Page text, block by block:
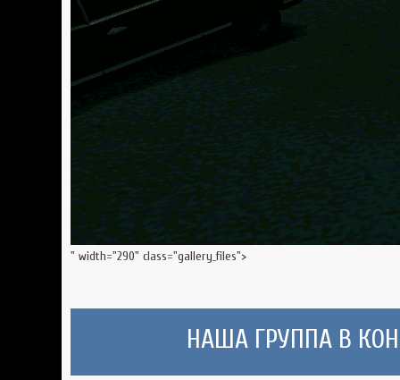
" width="290" class="gallery_files">
НАША ГРУППА В